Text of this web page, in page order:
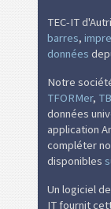
TEC-IT
barres,
données
Notre
TFORMer,
données
application
compléter
disponibles
Un logiciel
IT fournit